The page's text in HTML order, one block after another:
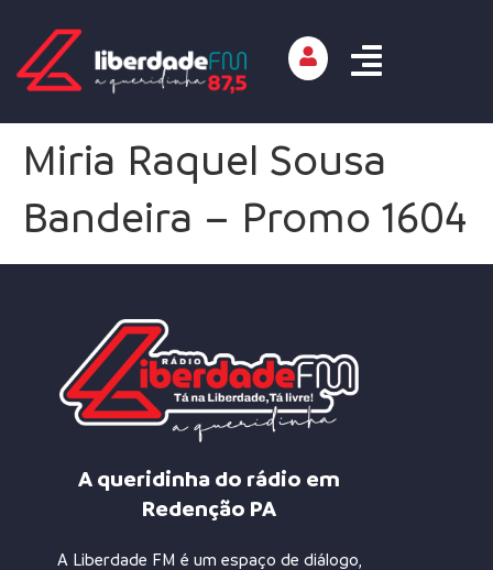
Miria Raquel Sousa
Bandeira – Promo 1604
A queridinha do rádio em
Redenção PA
A Liberdade FM é um espaço de diálogo,